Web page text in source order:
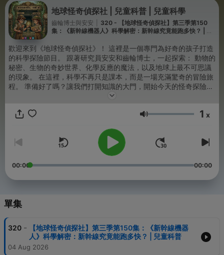
地球怪奇偵探社 | 兒童科普 | 兒童科學
齒輪博士與安安
320 - 【地球怪奇偵探社】第三季第150
集：《新幹線機器人》科學解密：新幹線究竟能跑多快？ | 兒
歡迎來到《地球怪奇偵探社》！ 這裡是一個專門為好奇的孩子打造
的科學探險節目。 跟著研究員安安和齒輪博士，一起探索： 動物的
秘密、生物的奇妙世界、化學反應的魔法，以及地球上最不可思議
的現象。 在這裡，科學不再只是課本，而是一場充滿驚奇的冒險旅
程。 準備好了嗎？讓我們打開知識的大門，開始今天的怪奇探險
News、Live Science 等，再透過 AI 生成與審核內容，最後經人工
一起學科學，現在也分享給大家。 --- 偵探社傳送門： 🔗 收聽全
集：https://linktr.ee/t21520520 📱 Facebook：
https://www.facebook.com/profile.php?id=61589289746484
📸 Instagram：
https://pay.soundon.fm/podcasts/de51bc7a-1eae-4935-a414-
人對話形式 - 第 10 集起：角色強化，由「博士與小羽」改為「齒
輪博士與研究員安安」 - 第 21 集起：精簡音檔銜接贅詞，豐富封
面主題多樣性 - 第 121 集起：修正 AI 誤念「哈哈」為鬼叫音的問
題 - 第二季起：擴充主題廣度、強化事實查證、修復齒輪博士爆音
問題 - 第三季起：改善人聲語調，內容更生動豐富 -- Hosting
provided by
音量 1 x
00:00 00:00
單集
320 -
【地球怪奇偵探社】第三季第150集：《新幹線機器
人》科學解密：新幹線究竟能跑多快？ | 兒童科普
04 Aug 2026